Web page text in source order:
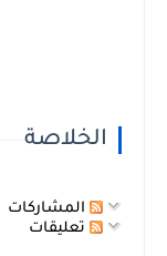
الخلاصة
المشاركات
تعليقات